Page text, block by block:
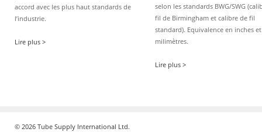
accord avec les plus haut standards de
l’industrie.
Lire plus >
selon les standards BWG/SWG
fil de Birmingham et calibre de fil
standard). Equivalence en inches et
milimètres.
Lire plus >
© 2026 Tube Supply International Ltd.